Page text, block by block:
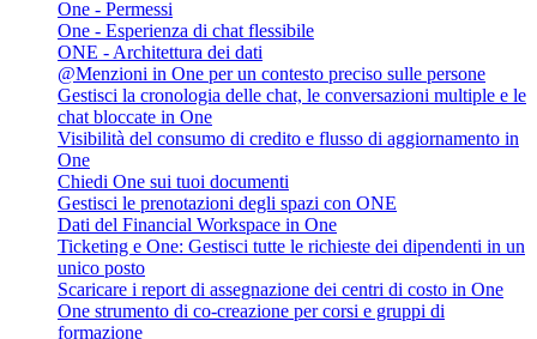
One - Permessi
One - Esperienza di chat flessibile
ONE - Architettura dei dati
@Menzioni in One per un contesto preciso sulle persone
Gestisci la cronologia delle chat, le conversazioni multiple e le
chat bloccate in One
Visibilità del consumo di credito e flusso di aggiornamento in
One
Chiedi One sui tuoi documenti
Gestisci le prenotazioni degli spazi con ONE
Dati del Financial Workspace in One
Ticketing e One: Gestisci tutte le richieste dei dipendenti in un
unico posto
Scaricare i report di assegnazione dei centri di costo in One
One strumento di co-creazione per corsi e gruppi di
formazione